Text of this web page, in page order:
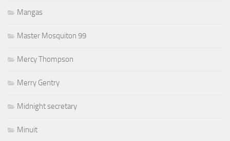
Mangas
Master Mosquiton 99
Mercy Thompson
Merry Gentry
Midnight secretary
Minuit